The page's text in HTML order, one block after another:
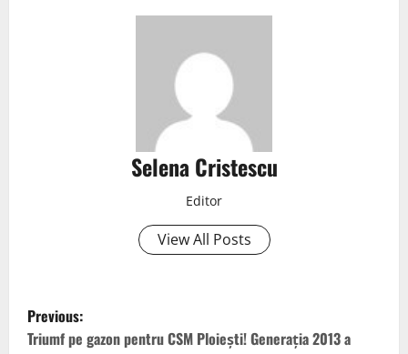
Selena Cristescu
Editor
View All Posts
Previous:
Triumf pe gazon pentru CSM Ploiești! Generația 2013 a